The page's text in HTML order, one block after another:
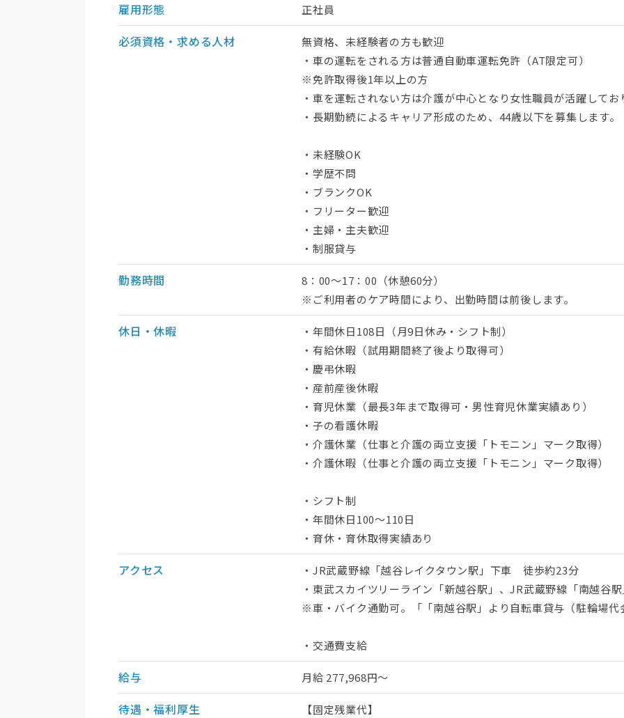
雇用形態 正社員
必須資格・求める人材
無資格、未経験者の方も歓迎
・車の運転をされる方は普通自動車運転免許（AT限定可）
※免許取得後1年以上の方
・車を運転されない方は介護が中心となり女性職員が活躍してお
・長期勤続によるキャリア形成のため、44歳以下を募集します。
・未経験OK
・学歴不問
・ブランクOK
・フリーター歓迎
・主婦・主夫歓迎
・制服貸与
勤務時間
8：00～17：00（休憩60分）
※ご利用者のケア時間により、出勤時間は前後します。
休日・休暇
・年間休日108日（月9日休み・シフト制）
・有給休暇（試用期間終了後より取得可）
・慶弔休暇
・産前産後休暇
・育児休業（最長3年まで取得可・男性育児休業実績あり）
・子の看護休暇
・介護休業（仕事と介護の両立支援「トモニン」マーク取得）
・介護休暇（仕事と介護の両立支援「トモニン」マーク取得）
・シフト制
・年間休日100～110日
・育休・育休取得実績あり
アクセス
・JR武蔵野線「越谷レイクタウン駅」下車 徒歩約23分
・東武スカイツリーライン「新越谷駅」、JR武蔵野線「南越谷
※車・バイク通勤可。「「南越谷駅」より自転車貸与（駐輪場代
・交通費支給
給与 月給 277,968円～
待遇・福利厚生
【固定残業代】